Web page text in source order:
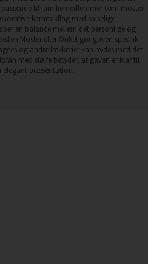
til familiemedlemmer som moster
keramikflag med spiselige
en balance mellem det personlige og
Moster eller Onkel gør gaven specifik
og andre lækkerier kan nydes med det
med sløjfe betyder, at gaven er klar til
elegant præsentation.